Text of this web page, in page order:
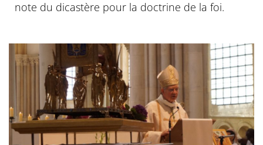
note du dicastère pour la doctrine de la foi.